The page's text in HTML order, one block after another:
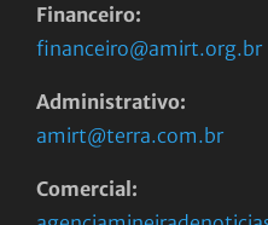
Financeiro:
financeiro@amirt.org.br
Administrativo:
amirt@terra.com.br
Comercial: